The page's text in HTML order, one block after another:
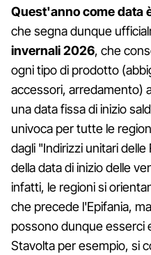
Quest'anno come data
che segna dunque
invernali 2026, che
ogni tipo di prodotto
accessori, arredamento)
una data fissa di inizio
univoca per tutte le
dagli "Indirizzi unitari delle
della data di inizio delle
infatti, le regioni si
che precede l'Epifania,
possono dunque esserci
Stavolta per esempio, si